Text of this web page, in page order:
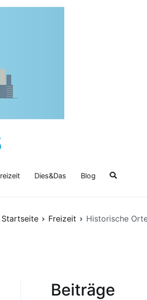
Dies&Das Blog
Startseite Freizeit Historische
Beiträge